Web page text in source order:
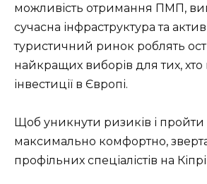
можливість отримання ПМП,
сучасна інфраструктура та
туристичний ринок роблять
найкращих виборів для тих, хто
інвестиції в Європі.
Щоб уникнути ризиків і
максимально комфортно,
профільних спеціалістів на